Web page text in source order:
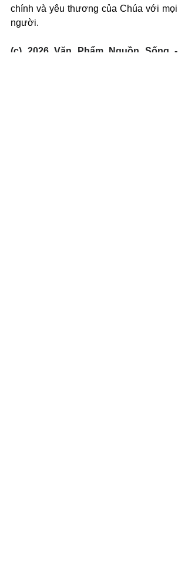
chính và yêu thương của Chúa với mọi
người.
(c) 2026 Văn Phẩm Nguồn Sống -